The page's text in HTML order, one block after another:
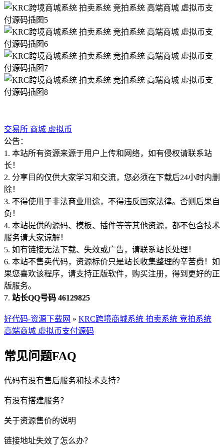
交易所 商城 虚拟币
公告：
1. 本站所有资源来源于用户上传和网络，如有侵权请联系站
长！
2. 分享目的仅供大家学习和交流，您必须在下载后24小时内删
除！
3. 不得使用于非法商业用途，不得违反国家法律。否则后果自
负！
4. 本站提供的源码、模板、插件等等其他资源，都不包含技术
服务请大家谅解！
5. 如有链接无法下载、失效或广告，请联系站长处理！
6. 本站不售卖代码，资源标价只是站长收集整理的辛苦费！如
果您喜欢该程序，请支持正版软件，购买注册，得到更好的正
版服务。
7. 站长QQ号码 46129825
好代码-资源下载网 » KRC跨境商城系统 拍卖系统 竞拍系统
高端商城 虚拟币支付源码
常见问题FAQ
代码有没有售后服务和技术支持？
有没有搭建服务？
关于资源售价的说明
链接地址失效了怎么办？